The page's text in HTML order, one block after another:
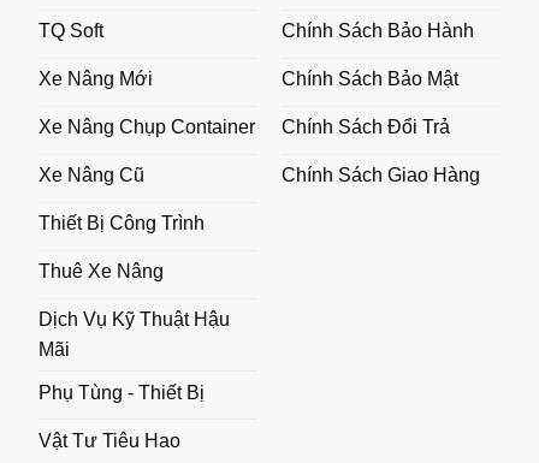
TQ Soft
Xe Nâng Mới
Xe Nâng Chụp Container
Xe Nâng Cũ
Thiết Bị Công Trình
Thuê Xe Nâng
Dịch Vụ Kỹ Thuật Hậu
Mãi
Phụ Tùng - Thiết Bị
Vật Tư Tiêu Hao
Chính Sách Bảo Hành
Chính Sách Bảo Mật
Chính Sách Đổi Trả
Chính Sách Giao Hàng